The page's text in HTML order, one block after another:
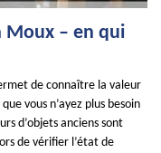
– en qui
de connaître la valeur
vous n’ayez plus besoin
d’objets anciens sont
de vérifier l’état de